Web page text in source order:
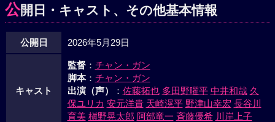
公開日・キャスト、その他基本情報
公開日 2026年5月29日
キャスト
監督： チャン・ガン
脚本： チャン・ガン
出演（声）
： 佐藤拓也 多田野曜平 中井和哉 久
保ユリカ 安元洋貴 天崎滉平 野津山幸宏 長谷川
育美 槇野晃太郎 阿部竜一 斉藤優希 川岸上子